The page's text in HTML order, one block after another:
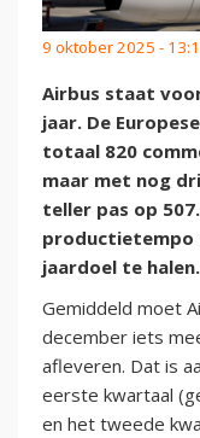
9 oktober 2025 -
Airbus staat
jaar. De
totaal 820
maar met nog
teller pas op
productietempo
jaardoel te halen.
Gemiddeld moet
december iets
afleveren. Dat is
eerste kwartaal
en het tweede